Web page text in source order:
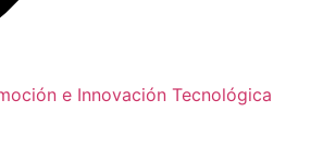
e Innovación Tecnológica